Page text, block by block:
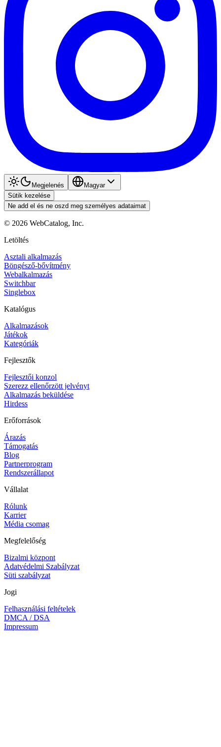
Megjelenés
Magyar
Sütik kezelése
Ne add el és ne oszd meg személyes adataimat
© 2026 WebCatalog, Inc.
Letöltés
Asztali alkalmazás
Böngésző-bővítmény
Webalkalmazás
Switchbar
Singlebox
Katalógus
Alkalmazások
Játékok
Kategóriák
Fejlesztők
Fejlesztői konzol
Szerezz ellenőrzött jelvényt
Alkalmazás beküldése
Hirdess
Erőforrások
Árazás
Támogatás
Blog
Partnerprogram
Rendszerállapot
Vállalat
Rólunk
Karrier
Média csomag
Megfelelőség
Bizalmi központ
Adatvédelmi Szabályzat
Süti szabályzat
Jogi
Felhasználási feltételek
DMCA / DSA
Impressum